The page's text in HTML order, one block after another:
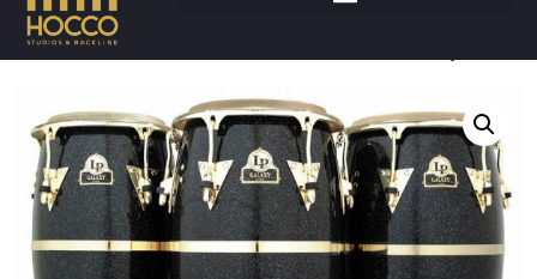
Accueil/Percussions